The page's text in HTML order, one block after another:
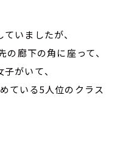
いましたが、
廊下の角に座って、
がいて、
ている5人位のクラス